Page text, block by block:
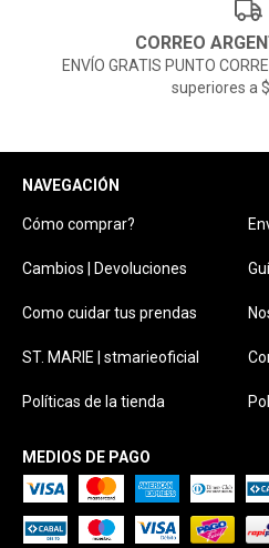
CORREO
ENVÍO GRATIS PUNTO
superiores a
NAVEGACIÓN
Cómo comprar?
Cambios | Devoluciones
Como cuidar tus prendas
ST. MARIE | stmarieoficial
Políticas de la tienda
MEDIOS DE PAGO